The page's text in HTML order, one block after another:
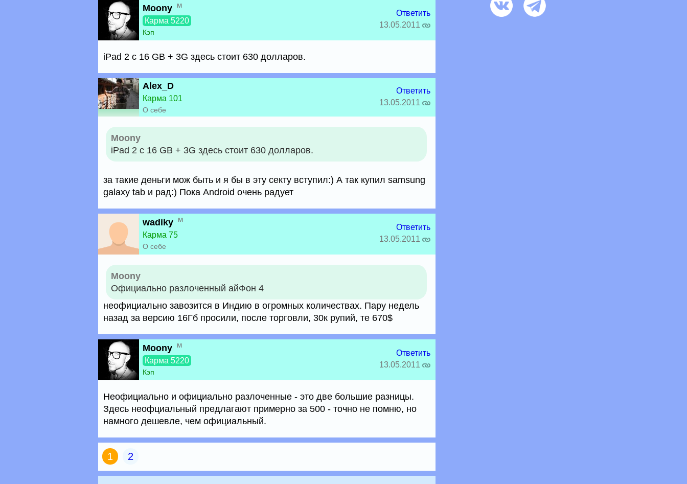
Moony м
Карма 5220
Кэп
Ответить
13.05.2011
iPad 2 с 16 GB + 3G здесь стоит 630 долларов.
Alex_D
Карма 101
О себе
Ответить
13.05.2011
Moony
iPad 2 с 16 GB + 3G здесь стоит 630 долларов.
за такие деньги мож быть и я бы в эту секту вступил:) А так купил samsung
galaxy tab и рад:) Пока Android очень радует
wadiky м
Карма 75
О себе
Ответить
13.05.2011
Moony
Официально разлоченный айФон 4
неофициально завозится в Индию в огромных количествах. Пару недель
назад за версию 16Гб просили, после торговли, 30к рупий, те 670$
Moony м
Карма 5220
Кэп
Ответить
13.05.2011
Неофициально и официально разлоченные - это две большие разницы.
Здесь неофциальный предлагают примерно за 500 - точно не помню, но
намного дешевле, чем официальный.
1 2